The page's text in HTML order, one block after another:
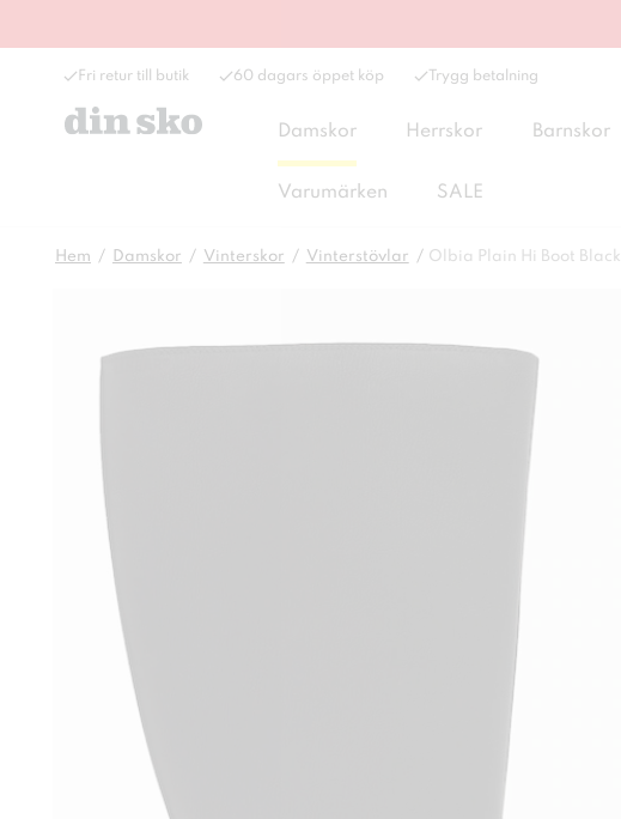
Fri retur till butik 60 dagars öppet köp Trygg betalning
Damskor Herrskor Barnskor
Varumärken SALE
Hem Damskor Vinterskor Vinterstövlar Olbia Plain Hi Boot Black